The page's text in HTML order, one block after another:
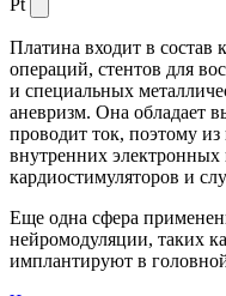
Pt
Платина входит в состав
операций, стентов для
и специальных
аневризм. Она обладает
проводит ток, поэтому
внутренних
кардиостимуляторов и
Еще одна сфера
нейромодуляции, таких
имплантируют в